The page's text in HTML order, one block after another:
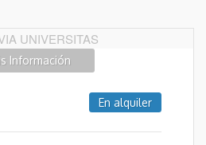
Información
En alquiler